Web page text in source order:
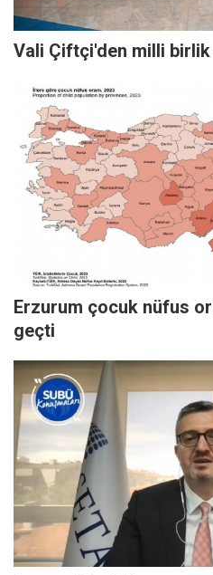
Vali Çiftçi'den milli birlik
Erzurum çocuk nüfus
geçti